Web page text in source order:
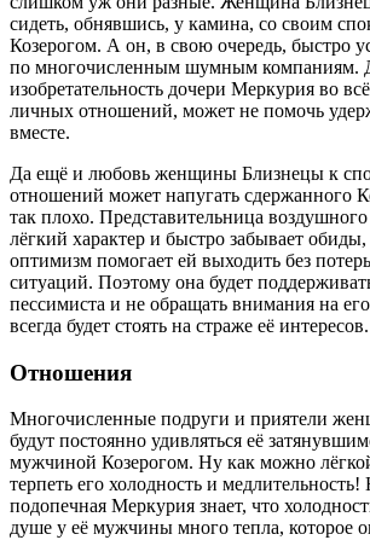
сидеть, обнявшись, у камина, со своим
Козерогом. А он, в свою очередь, быстро
по многочисленным шумным компаниям.
изобретательность дочери Меркурия во
личных отношений, может не помочь
вместе.
Да ещё и любовь женщины Близнецы к
отношений может напугать сдержанного
так плохо. Представительница
лёгкий характер и быстро забывает
оптимизм помогает ей выходить без
ситуаций. Поэтому она будет
пессимиста и не обращать внимания на
всегда будет стоять на страже её интересов.
Отношения
Многочисленные подруги и приятели
будут постоянно удивляться её
мужчиной Козерогом. Ну как можно
терпеть его холодность и медлительность!
подопечная Меркурия знает, что
душе у её мужчины много тепла, которое